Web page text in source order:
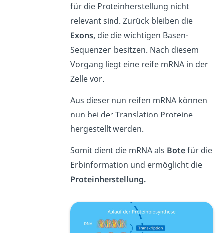
für die Proteinherstellung nicht
relevant sind. Zurück bleiben die
Exons, die die wichtigen Basen-
Sequenzen besitzen. Nach diesem
Vorgang liegt eine reife mRNA in der
Zelle vor.
Aus dieser nun reifen mRNA können
nun bei der Translation Proteine
hergestellt werden.
Somit dient die mRNA als Botefür die
Erbinformation und ermöglicht die
Proteinherstellung.